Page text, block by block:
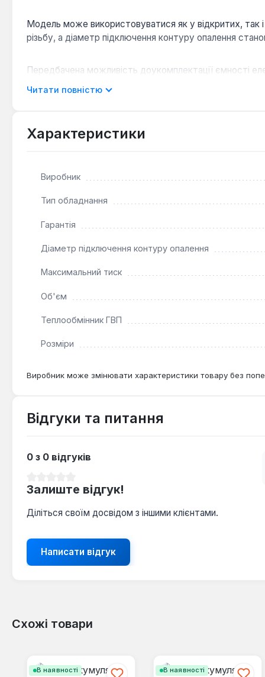
Модель може використовуватися як у відкритих, так
різьбу, а діаметр підключення контуру опалення
Передбачена можливість доукомплектації ємності
Універсальність підключення:
Можливість розширення: Дозволяє
також на комерційних та промислових об'єктах.
Читати повністю
Характеристики
Виробник
Тип обладнання
Гарантія
Діаметр підключення контуру опалення
Максимальний тиск
Об'єм
Теплообмінник ГВП
Розміри
Виробник може змінювати характеристики товару без
Відгуки та питання
0 з 0 відгуків
Залиште відгук!
Діліться своїм досвідом з іншими клієнтами.
Написати відгук
Схожі товари
В наявності В наявності